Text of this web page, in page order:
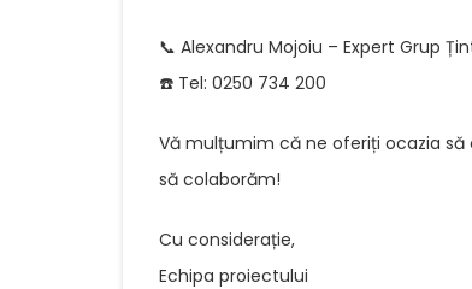
📞 Alexandru Mojoiu – Expert Grup
☎️ Tel: 0250 734 200
Vă mulțumim că ne oferiți ocazia
să colaborăm!
Cu considerație,
Echipa proiectului